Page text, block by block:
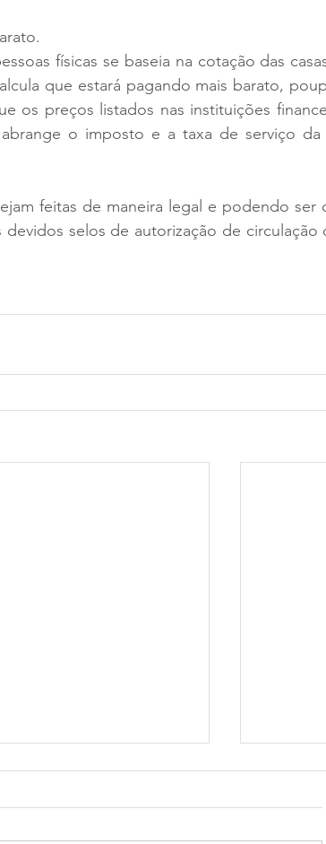
físicas se baseia na cotação das
que estará pagando mais barato,
os preços listados nas instituições
o imposto e a taxa de serviço
feitas de maneira legal e podendo ser
selos de autorização de circulação